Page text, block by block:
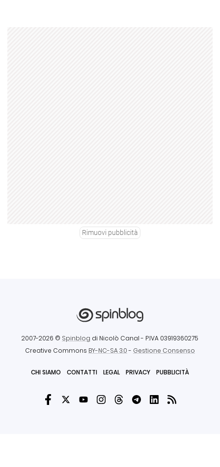
Rimuovi pubblicità
2007-2026 © Spinblog di Nicolò Canal - P.IVA 03919360275
Creative Commons BY-NC-SA 3.0- Gestione Consenso
CHI SIAMO CONTATTI LEGAL PRIVACY PUBBLICITÀ